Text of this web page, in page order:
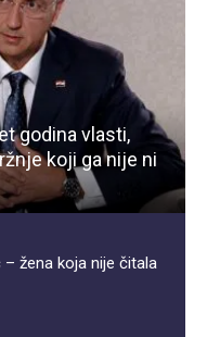
godina vlasti,
koji ga nije ni
– žena koja nije čitala